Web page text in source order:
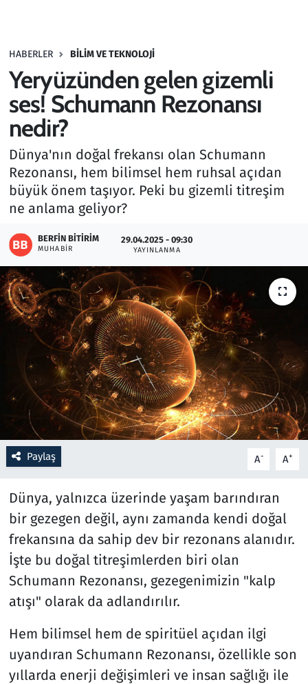
HABERLER BILIM VE TEKNOLOJI
Yeryüzünden gelen gizemli
ses! Schumann Rezonansı
nedir?
Dünya'nın doğal frekansı olan Schumann
Rezonansı, hem bilimsel hem ruhsal açıdan
büyük önem taşıyor. Peki bu gizemli titreşim
ne anlama geliyor?
BERFIN BITIRIM
MUHABIR
29.04.2025 - 09:30
YAYINLANMA
Paylaş A- A+
Dünya, yalnızca üzerinde yaşam barındıran
bir gezegen değil, aynı zamanda kendi doğal
frekansına da sahip dev bir rezonans alanıdır.
İşte bu doğal titreşimlerden biri olan
Schumann Rezonansı, gezegenimizin "kalp
atışı" olarak da adlandırılır.
Hem bilimsel hem de spiritüel açıdan ilgi
uyandıran Schumann Rezonansı, özellikle son
yıllarda enerji değişimleri ve insan sağlığı ile
Haber
Kültür Sanat
Kurumsal Haberler
Lezzet Durağı
Memur ve Kamu
Otomobil
Oyun
Ramazan
Resmi İlanlar
Rüya Tabirleri
Sağlık
Savunma Sanayi
Spor
Teknoloji ve Bilim
Televizyon